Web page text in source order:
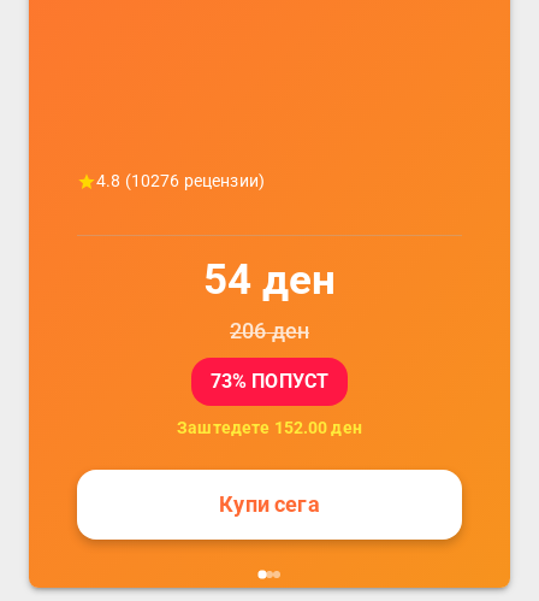
4.8 (10276 рецензии)
54 ден
206ден
73% ПОПУСТ
Заштедете 152.00 ден
Купи сега